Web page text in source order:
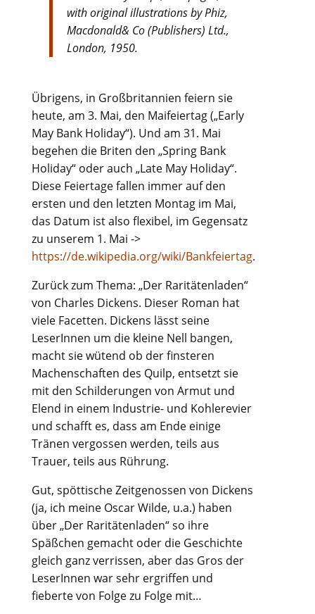
with original illustrations by Phiz,
Macdonald& Co (Publishers) Ltd.,
London, 1950.
Übrigens, in Großbritannien feiern sie
heute, am 3. Mai, den Maifeiertag („Early
May Bank Holiday“). Und am 31. Mai
begehen die Briten den „Spring Bank
Holiday“ oder auch „Late May Holiday“.
Diese Feiertage fallen immer auf den
ersten und den letzten Montag im Mai,
das Datum ist also flexibel, im Gegensatz
zu unserem 1. Mai ->
https://de.wikipedia.org/wiki/Bankfeiertag.
Zurück zum Thema: „Der Raritätenladen“
von Charles Dickens. Dieser Roman hat
viele Facetten. Dickens lässt seine
LeserInnen um die kleine Nell bangen,
macht sie wütend ob der finsteren
Machenschaften des Quilp, entsetzt sie
mit den Schilderungen von Armut und
Elend in einem Industrie- und Kohlerevier
und schafft es, dass am Ende einige
Tränen vergossen werden, teils aus
Trauer, teils aus Rührung.
Gut, spöttische Zeitgenossen von Dickens
(ja, ich meine Oscar Wilde, u.a.) haben
über „Der Raritätenladen“ so ihre
Späßchen gemacht oder die Geschichte
gleich ganz verrissen, aber das Gros der
LeserInnen war sehr ergriffen und
fieberte von Folge zu Folge mit…